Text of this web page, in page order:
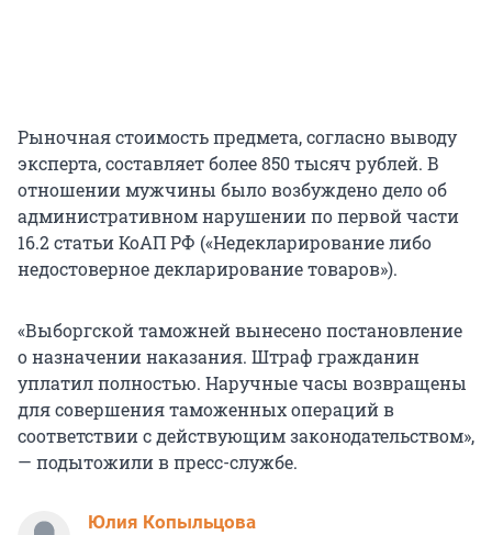
Рыночная стоимость предмета, согласно выводу
эксперта, составляет более 850 тысяч рублей. В
отношении мужчины было возбуждено дело об
административном нарушении по первой части
16.2 статьи КоАП РФ («Недекларирование либо
недостоверное декларирование товаров»).
«Выборгской таможней вынесено постановление
о назначении наказания. Штраф гражданин
уплатил полностью. Наручные часы возвращены
для совершения таможенных операций в
соответствии с действующим законодательством»,
— подытожили в пресс-службе.
Юлия Копыльцова